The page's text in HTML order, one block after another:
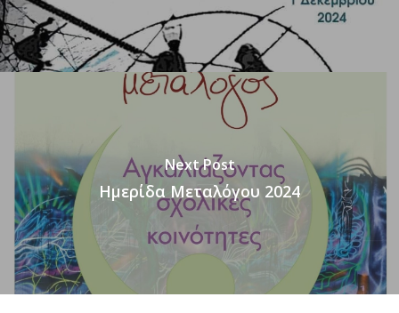
Next Post
Ημερίδα Μεταλόγου 2024